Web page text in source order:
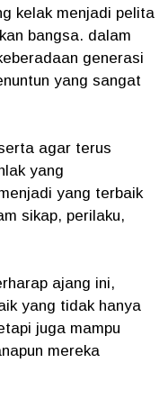
kelak menjadi pelita
bangsa. dalam
generasi
yang sangat
agar terus
yang
yang terbaik
sikap, perilaku,
ajang ini,
yang tidak hanya
juga mampu
mereka